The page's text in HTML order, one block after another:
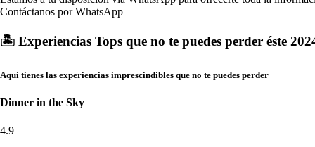
Contáctanos por WhatsApp
🏝️ Experiencias Tops que no te puedes perder éste
Aquí tienes las experiencias imprescindibles que no te puedes perder
Dinner in the Sky
4.9